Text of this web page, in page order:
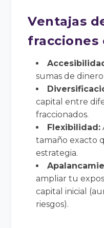
Ventajas
fracciones
sumas de
capital entre
fraccionados.
Flexibilidad:
tamaño exacto
estrategia.
ampliar tu
capital inicial
riesgos).